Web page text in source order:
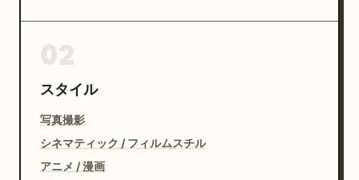
スタイル
写真撮影
シネマティック / フィルムスチル
アニメ / 漫画